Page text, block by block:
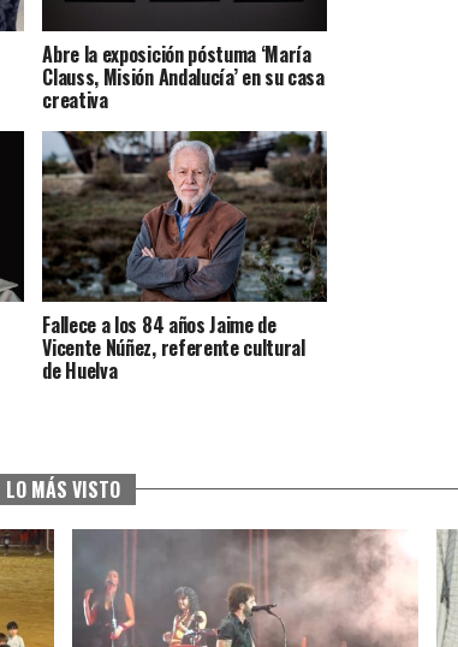
Abre la exposición póstuma ‘María
Clauss, Misión Andalucía’ en su casa
creativa
Fallece a los 84 años Jaime de
Vicente Núñez, referente cultural
de Huelva
LO MÁS VISTO